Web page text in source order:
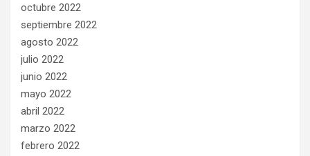
octubre 2022
septiembre 2022
agosto 2022
julio 2022
junio 2022
mayo 2022
abril 2022
marzo 2022
febrero 2022